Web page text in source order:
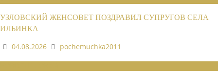
УЗЛОВСКИЙ ЖЕНСОВЕТ ПОЗДРАВИЛ СУПРУГОВ СЕЛА
ИЛЬИНКА
04.08.2026
pochemuchka2011